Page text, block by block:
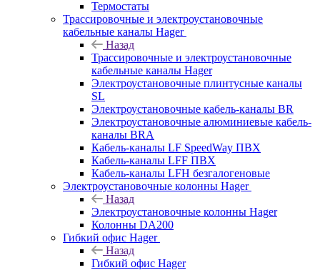
Термостаты
Трассировочные и электроустановочные
кабельные каналы Hager
Назад
Трассировочные и электроустановочные
кабельные каналы Hager
Электроустановочные плинтусные каналы
SL
Электроустановочные кабель-каналы BR
Электроустановочные алюминиевые кабель-
каналы BRA
Кабель-каналы LF SpeedWay ПВХ
Кабель-каналы LFF ПВХ
Кабель-каналы LFH безгалогеновые
Электроустановочные колонны Hager
Назад
Электроустановочные колонны Hager
Колонны DA200
Гибкий офис Hager
Назад
Гибкий офис Hager